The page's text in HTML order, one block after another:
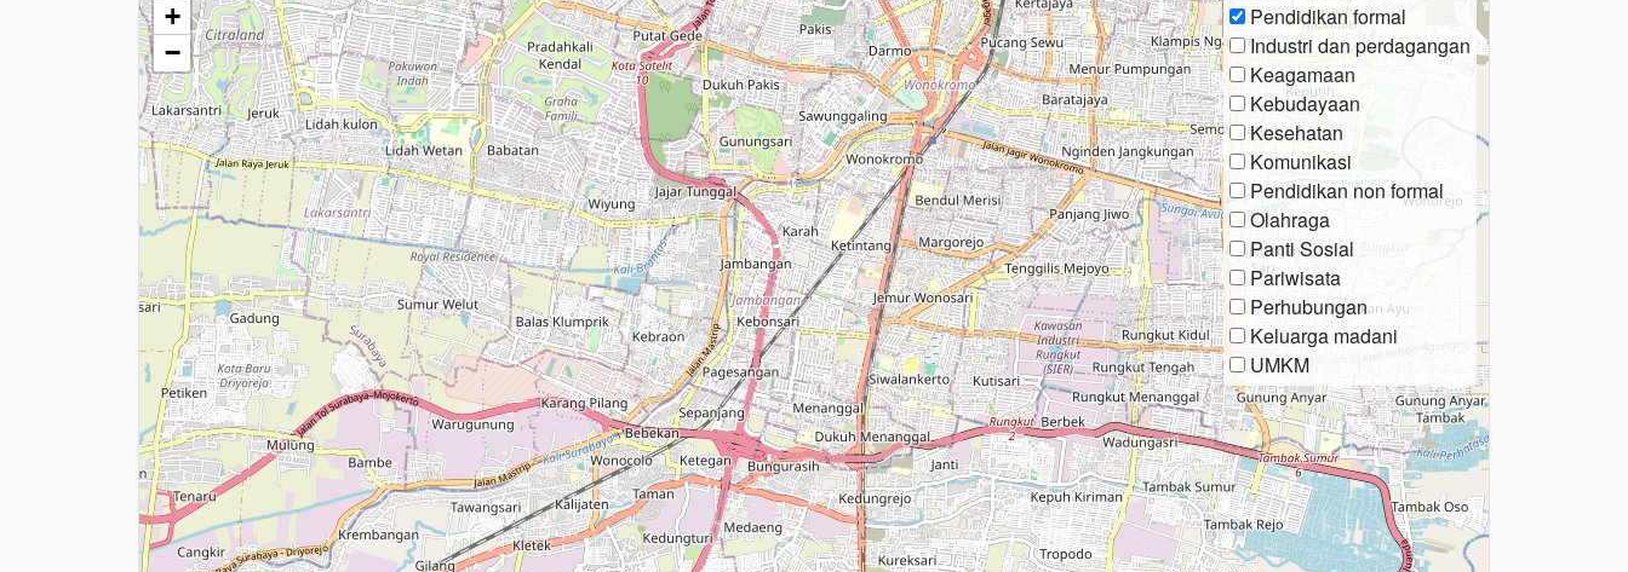
Pendidikan formal
Industri dan perdagangan
Keagamaan
Kebudayaan
Kesehatan
Komunikasi
Pendidikan non formal
Olahraga
Panti Sosial
Pariwisata
Perhubungan
Keluarga madani
UMKM
+
−